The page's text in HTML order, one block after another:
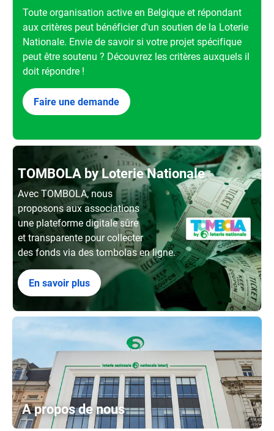
Toute organisation active en Belgique et répondant
aux critères peut bénéficier d'un soutien de la Loterie
Nationale. Envie de savoir si votre projet spécifique
peut être soutenu ? Découvrez les critères auxquels il
doit répondre !
Faire une demande
TOMBOLA by Loterie Nationale
Avec TOMBOLA, nous
proposons aux associations
une plateforme digitale sûre
et transparente pour collecter
des fonds via des tombolas en ligne.
En savoir plus
A propos de nous